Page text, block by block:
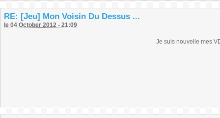
RE: [Jeu] Mon Voisin Du Dessus ...
le 04 October 2012 - 21:09
Je suis nouvelle mes